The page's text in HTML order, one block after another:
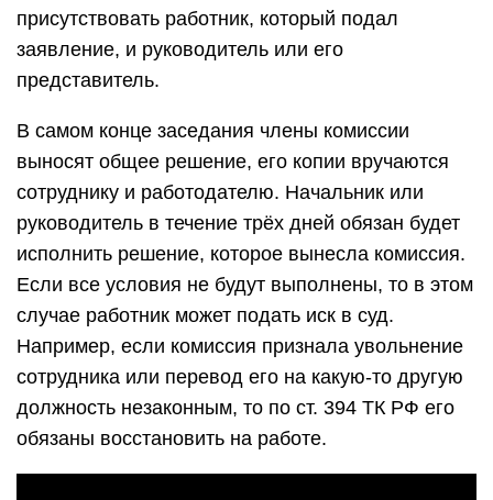
присутствовать работник, который подал
заявление, и руководитель или его
представитель.
В самом конце заседания члены комиссии
выносят общее решение, его копии вручаются
сотруднику и работодателю. Начальник или
руководитель в течение трёх дней обязан будет
исполнить решение, которое вынесла комиссия.
Если все условия не будут выполнены, то в этом
случае работник может подать иск в суд.
Например, если комиссия признала увольнение
сотрудника или перевод его на какую-то другую
должность незаконным, то по ст. 394 ТК РФ его
обязаны восстановить на работе.